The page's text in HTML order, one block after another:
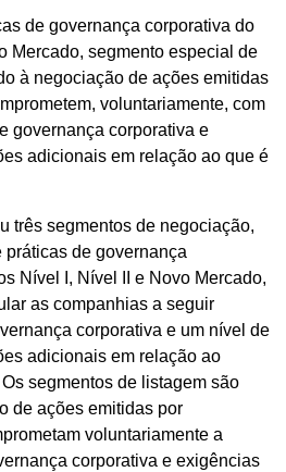
de governança corporativa do
Mercado, segmento especial de
à negociação de ações emitidas
voluntariamente, com
governança corporativa e
adicionais em relação ao que é
três segmentos de negociação,
de governança
Nível I, Nível II e Novo Mercado,
as companhias a seguir
corporativa e um nível de
adicionais em relação ao
segmentos de listagem são
de ações emitidas por
voluntariamente a
corporativa e exigências